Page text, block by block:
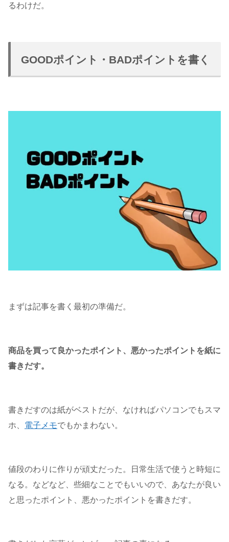
るわけだ。
GOODポイント・BADポイントを書く
まずは記事を書く最初の準備だ。
商品を買って良かったポイント、悪かったポイントを紙に
書きだす。
書きだすのは紙がベストだが、なければパソコンでもスマ
ホ、 電子メモでもかまわない。
値段のわりに作りが頑丈だった。日常生活で使うと時短に
なる。などなど、些細なことでもいいので、あなたが良い
と思ったポイント、悪かったポイントを書きだす。